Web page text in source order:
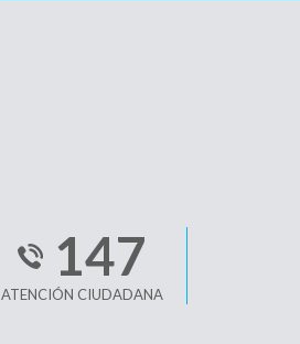
147
ATENCIÓN CIUDADANA